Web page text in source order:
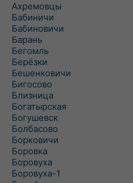
Ахремовцы
Бабиничи
Бабиновичи
Барань
Бегомль
Берёзки
Бешенковичи
Бигосово
Близница
Богатырская
Богушевск
Болбасово
Борковичи
Боровка
Боровуха
Боровуха-1